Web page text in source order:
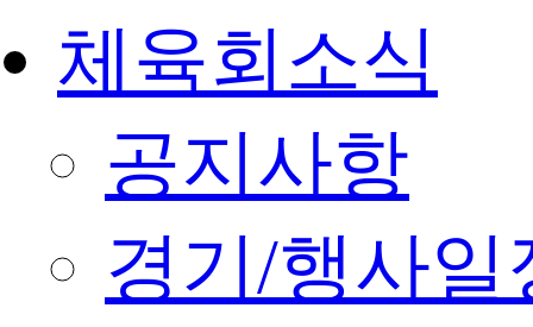
체육회소식
공지사항
경기/행사일